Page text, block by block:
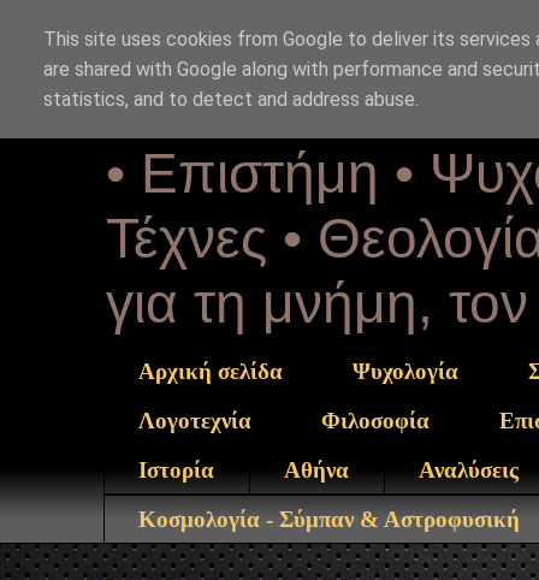
Αέναη
• Επιστήμη •
Τέχνες •
για τη μνήμη,
Αρχική σελίδα Ψυχολογία
Λογοτεχνία
Φιλοσοφία
Ιστορία
Αθήνα
Αναλύσεις
Κοσμολογία - Σύμπαν & Αστροφυσική
This site uses cookies from Google to deliver its
are shared with Google along with performance and
statistics, and to detect and address abuse.